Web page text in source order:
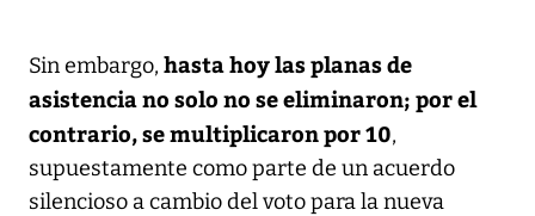
Sin embargo, hasta hoy las planas de
asistencia no solo no se eliminaron; por el
contrario, se multiplicaron por 10,
supuestamente como parte de un acuerdo
silencioso a cambio del voto para la nueva